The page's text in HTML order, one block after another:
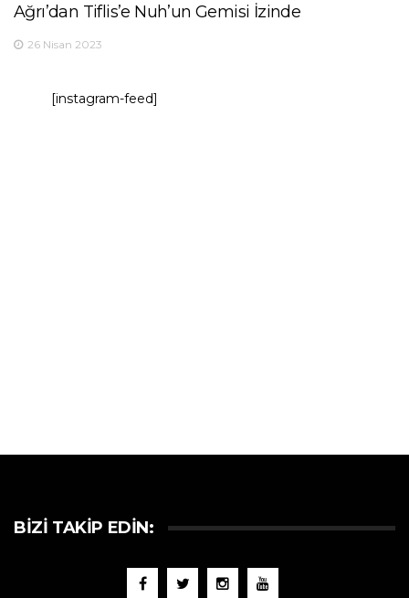
Ağrı’dan Tiflis’e Nuh’un Gemisi İzinde
26 Nisan 2023
[instagram-feed]
BIZI TAKIP EDIN: